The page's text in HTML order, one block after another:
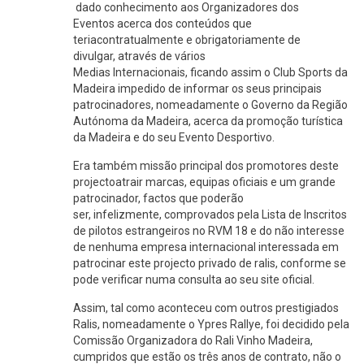
dado conhecimento aos Organizadores dos
Eventos acerca dos conteúdos que
teriacontratualmente e obrigatoriamente de
divulgar, através de vários
Medias Internacionais, ficando assim o Club Sports da
Madeira impedido de informar os seus principais
patrocinadores, nomeadamente o Governo da Região
Autónoma da Madeira, acerca da promoção turística
da Madeira e do seu Evento Desportivo.
Era também missão principal dos promotores deste
projectoatrair marcas, equipas oficiais e um grande
patrocinador, factos que poderão
ser, infelizmente, comprovados pela Lista de Inscritos
de pilotos estrangeiros no RVM 18 e do não interesse
de nenhuma empresa internacional interessada em
patrocinar este projecto privado de ralis, conforme se
pode verificar numa consulta ao seu site oficial.
Assim, tal como aconteceu com outros prestigiados
Ralis, nomeadamente o Ypres Rallye, foi decidido pela
Comissão Organizadora do Rali Vinho Madeira,
cumpridos que estão os três anos de contrato, não o